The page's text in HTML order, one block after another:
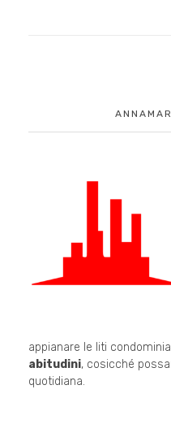
appianare le liti
abitudini, cosicché
quotidiana.